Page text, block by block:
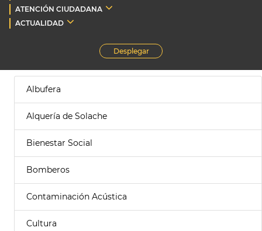
ATENCIÓN CIUDADANA
ACTUALIDAD
Desplegar
Albufera
Alquería de Solache
Bienestar Social
Bomberos
Contaminación Acústica
Cultura